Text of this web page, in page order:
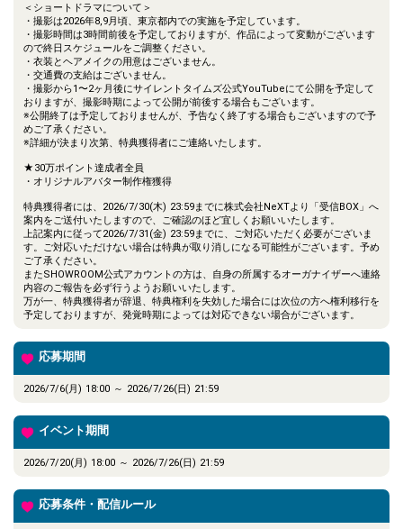
＜ショートドラマについて＞
・撮影は2026年8,9月頃、東京都内での実施を予定しています。
・撮影時間は3時間前後を予定しておりますが、作品によって変動がございます
ので終日スケジュールをご調整ください。
・衣装とヘアメイクの用意はございません。
・交通費の支給はございません。
・撮影から1〜2ヶ月後にサイレントタイムズ公式YouTubeにて公開を予定して
おりますが、撮影時期によって公開が前後する場合もございます。
※公開終了は予定しておりませんが、予告なく終了する場合もございますので予
めご了承ください。
※詳細が決まり次第、特典獲得者にご連絡いたします。
★30万ポイント達成者全員
・オリジナルアバター制作権獲得
特典獲得者には、2026/7/30(木) 23:59までに株式会社NeXTより「受信BOX」へ
案内をご送付いたしますので、ご確認のほど宜しくお願いいたします。
上記案内に従って2026/7/31(金) 23:59までに、ご対応いただく必要がございま
す。ご対応いただけない場合は特典が取り消しになる可能性がございます。予め
ご了承ください。
またSHOWROOM公式アカウントの方は、自身の所属するオーガナイザーへ連絡
内容のご報告を必ず行うようお願いいたします。
万が一、特典獲得者が辞退、特典権利を失効した場合には次位の方へ権利移行を
予定しておりますが、発覚時期によっては対応できない場合がございます。
応募期間
2026/7/6(月) 18:00 ～ 2026/7/26(日) 21:59
イベント期間
2026/7/20(月) 18:00 ～ 2026/7/26(日) 21:59
応募条件・配信ルール